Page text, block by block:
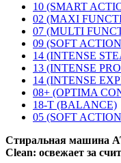
10 (SMART
02 (MAXI
07 (MULTI
09 (SOFT
14 (INTENSE
13 (INTENSE
14 (INTENSE
08+ (OPTIMA
18-T (BALANCE)
05 (SOFT
Стиральная машина
Clean: освежает за